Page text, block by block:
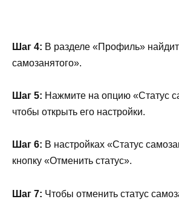
Шаг 4: В разделе «Профиль»
самозанятого».
Шаг 5: Нажмите на опцию «Статус
чтобы открыть его настройки.
Шаг 6: В настройках «Статус
кнопку «Отменить статус».
Шаг 7: Чтобы отменить статус